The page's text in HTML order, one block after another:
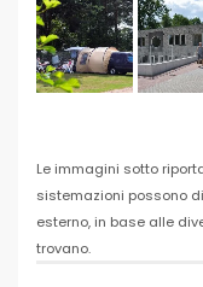
Le immagini sotto
sistemazioni possono
esterno, in base alle
trovano.